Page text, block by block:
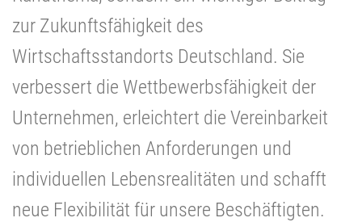
zur Zukunftsfähigkeit des
Wirtschaftsstandorts Deutschland. Sie
verbessert die Wettbewerbsfähigkeit der
Unternehmen, erleichtert die Vereinbarkeit
von betrieblichen Anforderungen und
individuellen Lebensrealitäten und schafft
neue Flexibilität für unsere Beschäftigten.